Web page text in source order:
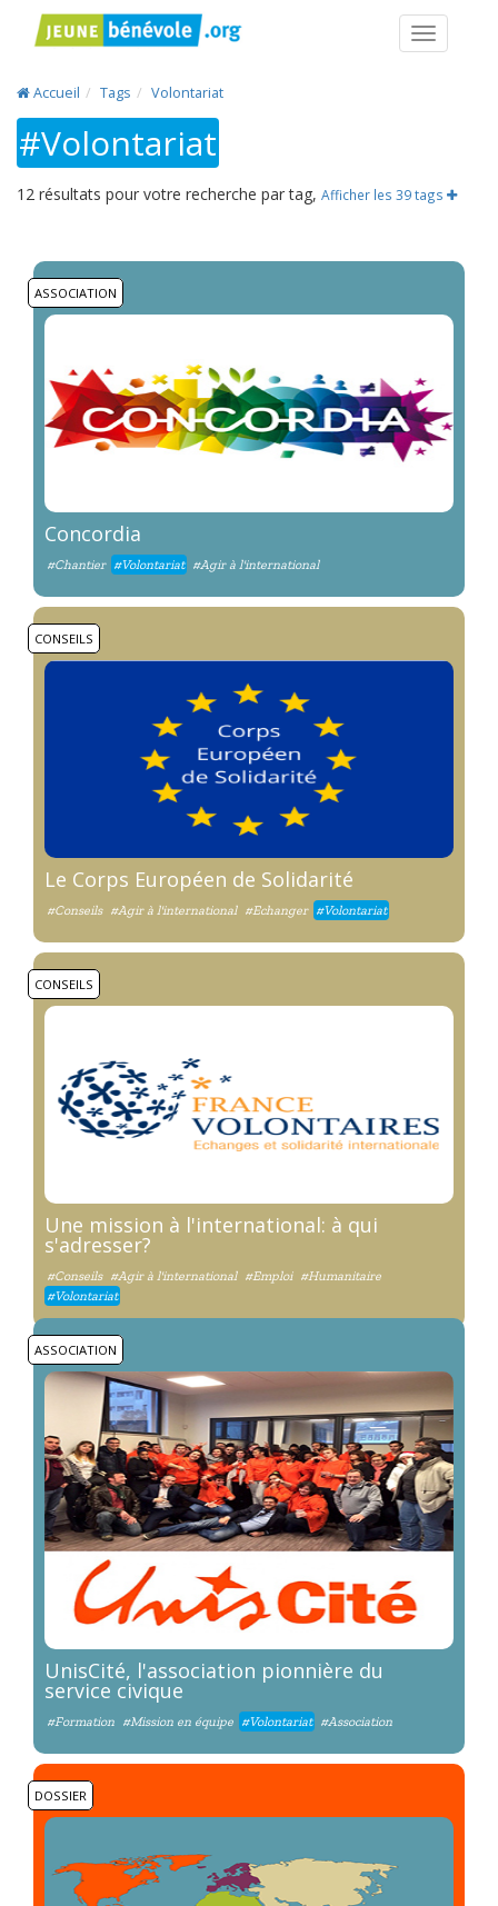
Accueil Tags Volontariat
#Volontariat
12 résultats pour votre recherche par tag, Afficher les 39 tags
ASSOCIATION
Concordia
#Chantier #Volontariat #Agir à l'international
CONSEILS
Le Corps Européen de Solidarité
#Conseils #Agir à l'international #Echanger #Volontariat
CONSEILS
Une mission à l'international: à qui
s'adresser?
#Conseils #Agir à l'international #Emploi #Humanitaire
#Volontariat
ASSOCIATION
UnisCité, l'association pionnière du
service civique
#Formation #Mission en équipe #Volontariat #Association
DOSSIER